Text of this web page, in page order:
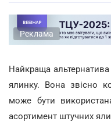
Реклама
Найкраща
ялинку. Вона звісно
може бути
асортимент штучних